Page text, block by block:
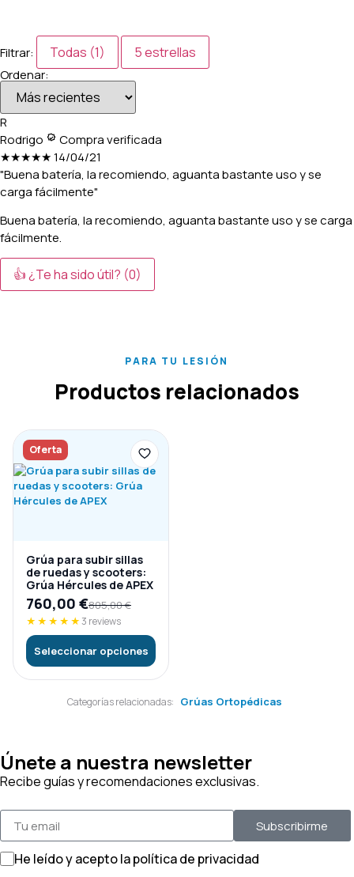
Filtrar: Todas (1) 5 estrellas
Ordenar:
R
Rodrigo
Compra verificada
★★★★★14/04/21
"Buena batería, la recomiendo, aguanta bastante uso y se
carga fácilmente"
Buena batería, la recomiendo, aguanta bastante uso y se carga
fácilmente.
👍 ¿Te ha sido útil? (0)
PARA TU LESIÓN
Productos relacionados
Oferta
Grúa para subir sillas
de ruedas y scooters:
Grúa Hércules de APEX
760,00 €805,00€
★★★★★3 reviews
Seleccionar opciones
Categorías relacionadas: Grúas Ortopédicas
Únete a nuestra newsletter
Recibe guías y recomendaciones exclusivas.
He leído y acepto la política de privacidad
Subscribirme